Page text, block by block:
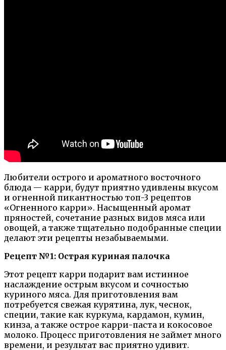
Любители острого и ароматного восточного
блюда — карри, будут приятно удивлены вкусом
и огненной пикантностью топ-3 рецептов
«Огненного карри». Насыщенный аромат
пряностей, сочетание разных видов мяса или
овощей, а также тщательно подобранные специи
делают эти рецепты незабываемыми.
Рецепт №1: Острая куриная палочка
Этот рецепт карри подарит вам истинное
наслаждение острым вкусом и сочностью
куриного мяса. Для приготовления вам
потребуется свежая курятина, лук, чеснок,
специи, такие как куркума, кардамон, кумин,
кинза, а также острое карри-паста и кокосовое
молоко. Процесс приготовления не займет много
времени, и результат вас приятно удивит.